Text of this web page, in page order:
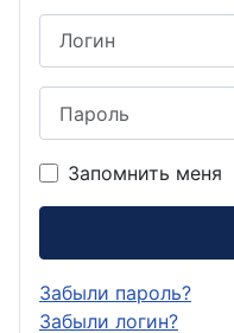
Запомнить меня
Забыли пароль?
Забыли логин?